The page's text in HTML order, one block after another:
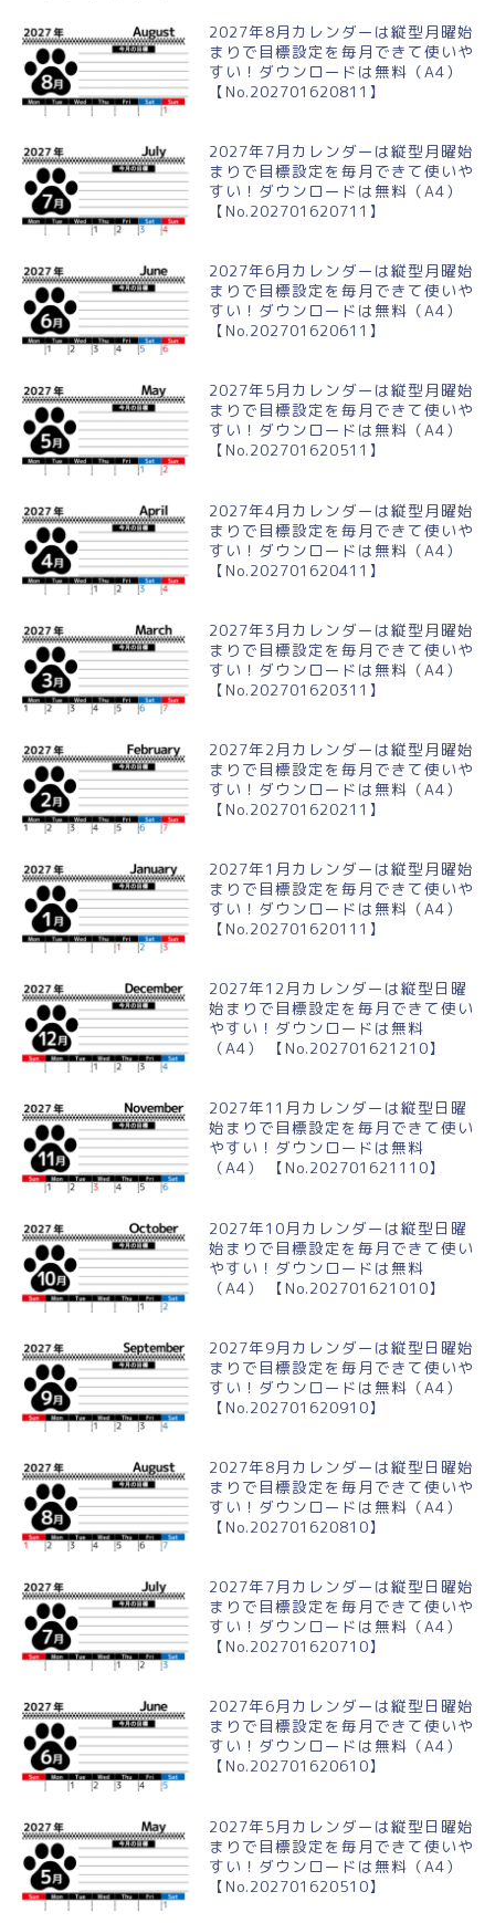
2027年8月カレンダーは縦型月曜始
まりで目標設定を毎月できて使いや
すい！ダウンロードは無料（A4）
【No.202701620811】
2027年7月カレンダーは縦型月曜始
まりで目標設定を毎月できて使いや
すい！ダウンロードは無料（A4）
【No.202701620711】
2027年6月カレンダーは縦型月曜始
まりで目標設定を毎月できて使いや
すい！ダウンロードは無料（A4）
【No.202701620611】
2027年5月カレンダーは縦型月曜始
まりで目標設定を毎月できて使いや
すい！ダウンロードは無料（A4）
【No.202701620511】
2027年4月カレンダーは縦型月曜始
まりで目標設定を毎月できて使いや
すい！ダウンロードは無料（A4）
【No.202701620411】
2027年3月カレンダーは縦型月曜始
まりで目標設定を毎月できて使いや
すい！ダウンロードは無料（A4）
【No.202701620311】
2027年2月カレンダーは縦型月曜始
まりで目標設定を毎月できて使いや
すい！ダウンロードは無料（A4）
【No.202701620211】
2027年1月カレンダーは縦型月曜始
まりで目標設定を毎月できて使いや
すい！ダウンロードは無料（A4）
【No.202701620111】
2027年12月カレンダーは縦型日曜
始まりで目標設定を毎月できて使い
やすい！ダウンロードは無料
（A4） 【No.202701621210】
2027年11月カレンダーは縦型日曜
始まりで目標設定を毎月できて使い
やすい！ダウンロードは無料
（A4） 【No.202701621110】
2027年10月カレンダーは縦型日曜
始まりで目標設定を毎月できて使い
やすい！ダウンロードは無料
（A4） 【No.202701621010】
2027年9月カレンダーは縦型日曜始
まりで目標設定を毎月できて使いや
すい！ダウンロードは無料（A4）
【No.202701620910】
2027年8月カレンダーは縦型日曜始
まりで目標設定を毎月できて使いや
すい！ダウンロードは無料（A4）
【No.202701620810】
2027年7月カレンダーは縦型日曜始
まりで目標設定を毎月できて使いや
すい！ダウンロードは無料（A4）
【No.202701620710】
2027年6月カレンダーは縦型日曜始
まりで目標設定を毎月できて使いや
すい！ダウンロードは無料（A4）
【No.202701620610】
2027年5月カレンダーは縦型日曜始
まりで目標設定を毎月できて使いや
すい！ダウンロードは無料（A4）
【No.202701620510】